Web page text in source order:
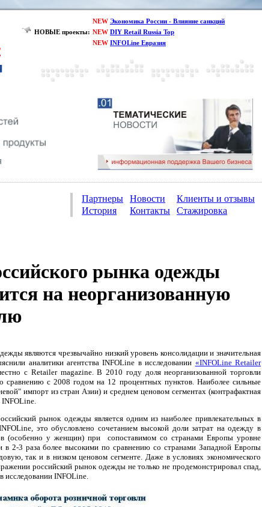
НОВЫЕ проекты:
NEW Экономика России - Влияние санкций
NEW DIY Retail Russia Top
NEW INFOLine Евразия
Партнеры Новости
Клиенты и отзывы
История
Контакты Стажировка
рынка одежды
на неорганизованную
являются чрезвычайно низкий уровень консолидации и значительная
аналитики агентства INFOLine в исследовании «INFOLine Retailer
с Retailer magazine. В 2010 году доля неорганизованной торговли
сравнению с 2008 годом на 12 процентных пунктов. Наиболее сильные
импорт из стран Азии) и среднем ценовом сегментах (контрафактная
INFOLine.
рынок одежды является одним из наиболее привлекательных в
это обусловлено сочетанием высокой доли затрат на одежду в
(особенно у женщин) при сопоставимом со странами Европы уровне
в 2-3 раза более высокими по сравнению со странами Западной Европы
так и в низком ценовом сегменте. Даже в условиях экономического
российский рынок одежды не только не продемонстрировал спад,
исследовании INFOLine.